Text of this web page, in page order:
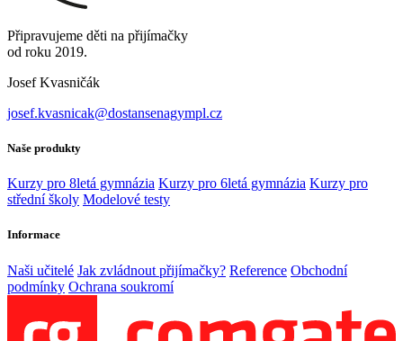
Připravujeme děti na přijímačky
od roku 2019.
Josef Kvasničák
josef.kvasnicak@dostansenagympl.cz
Naše produkty
Kurzy pro 8letá gymnázia Kurzy pro 6letá gymnázia Kurzy pro
střední školy Modelové testy
Informace
Naši učitelé Jak zvládnout přijímačky? Reference Obchodní
podmínky Ochrana soukromí